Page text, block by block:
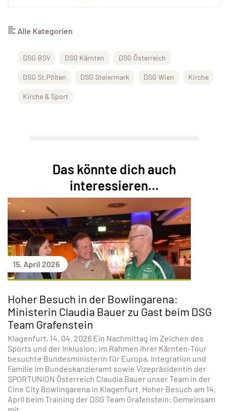
Alle Kategorien
DSG BSV DSG Kärnten DSG Österreich
DSG St.Pölten DSG Steiermark DSG Wien Kirche
Kirche & Sport
Das könnte dich auch
interessieren...
15. April 2026
Hoher Besuch in der Bowlingarena:
Ministerin Claudia Bauer zu Gast beim DSG
Team Grafenstein
Klagenfurt, 14. 04. 2026 Ein Nachmittag im Zeichen des
Sports und der Inklusion: Im Rahmen ihrer Kärnten-Tour
besuchte Bundesministerin für Europa, Integration und
Familie im Bundeskanzleramt sowie Vizepräsidentin der
SPORTUNION Österreich Claudia Bauer unser Team in der
Cine City Bowlingarena in Klagenfurt. Hoher Besuch am 14.
April beim Training der DSG Team Grafenstein: Gemeinsam